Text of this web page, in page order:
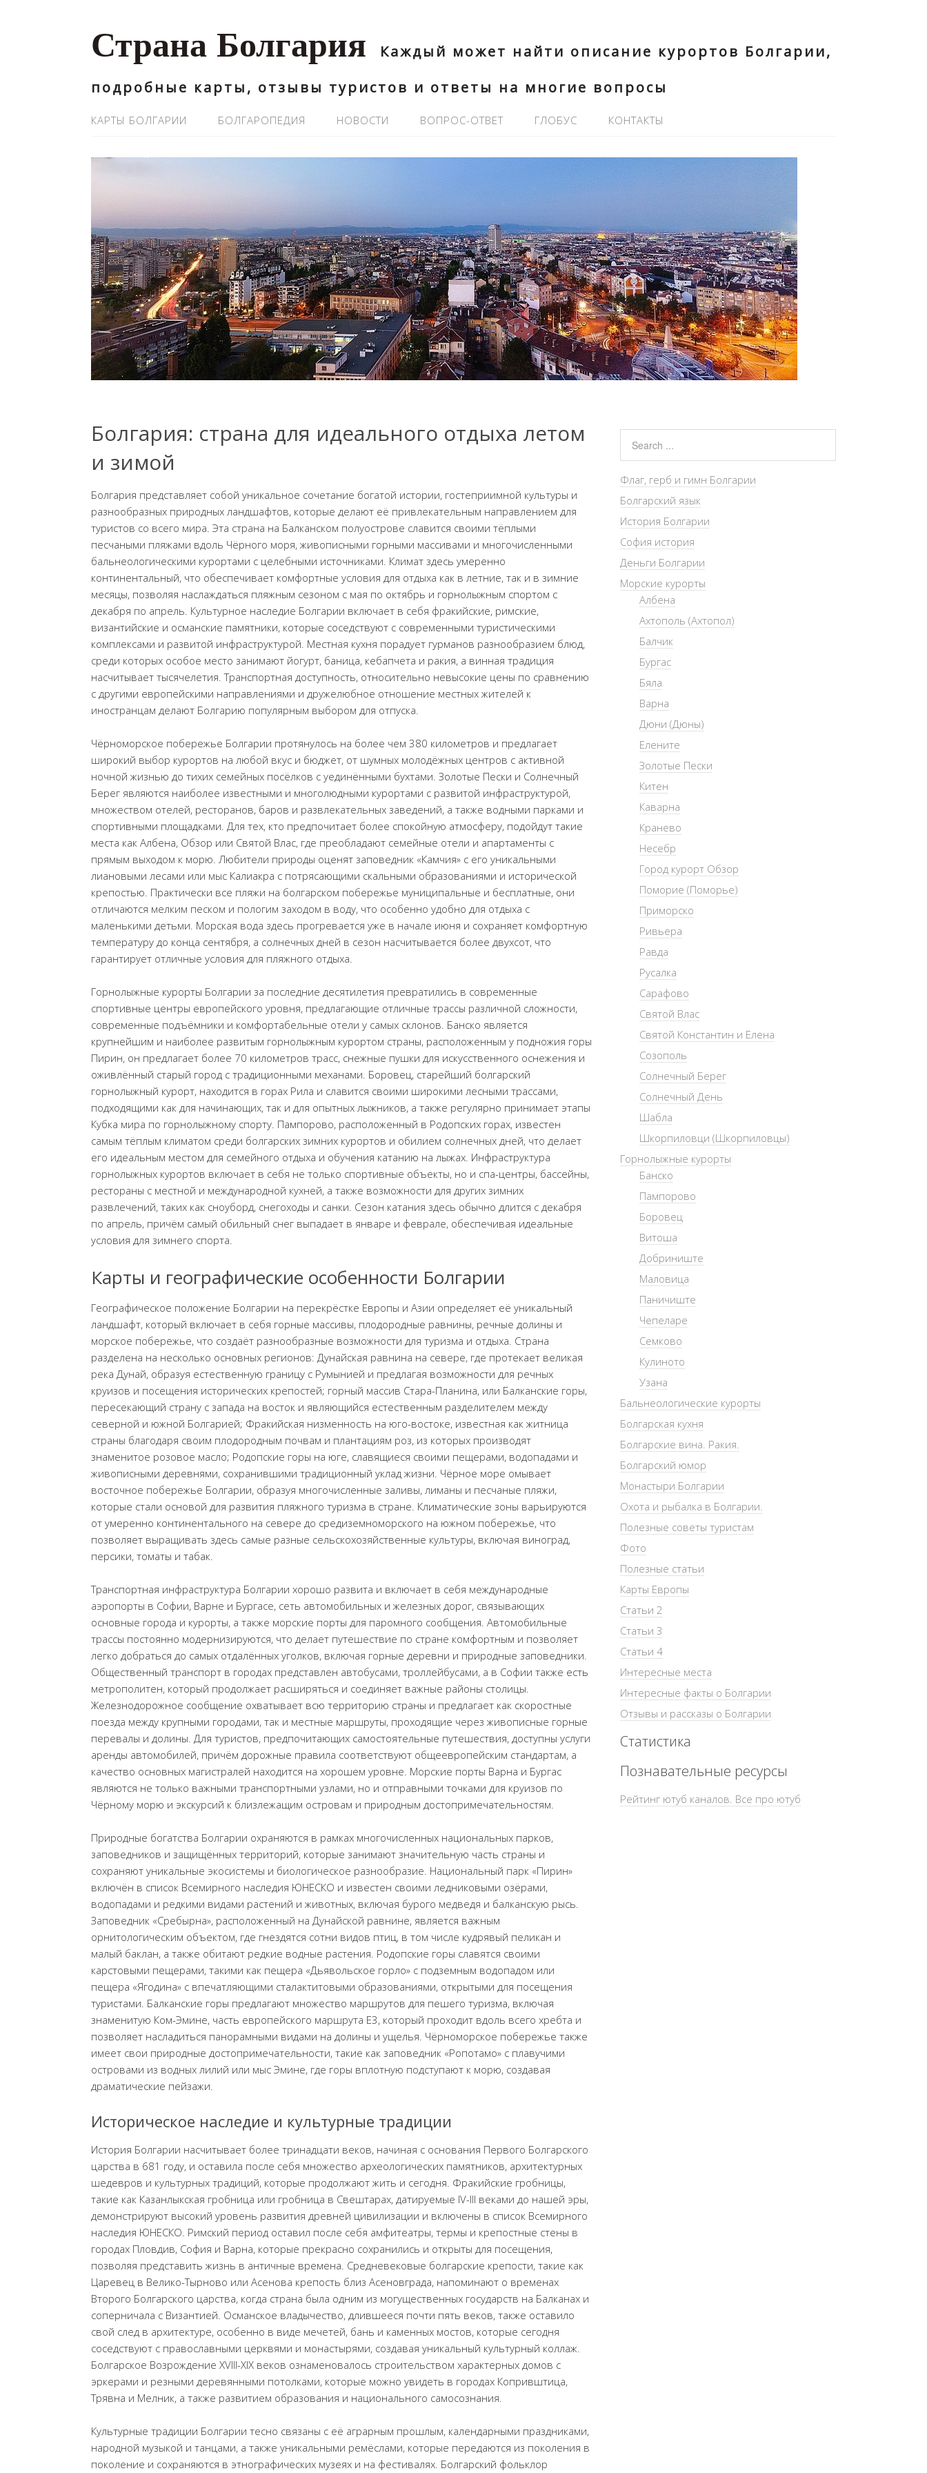
Страна Болгария
Каждый может найти описание курортов Болгарии,
подробные карты, отзывы туристов и ответы на многие вопросы
КАРТЫ БОЛГАРИИ БОЛГАРОПЕДИЯ НОВОСТИ ВОПРОС-ОТВЕТ ГЛОБУС КОНТАКТЫ
Болгария: страна для идеального отдыха летом
и зимой
Болгария представляет собой уникальное сочетание богатой истории, гостеприимной культуры и
разнообразных природных ландшафтов, которые делают её привлекательным направлением для
туристов со всего мира. Эта страна на Балканском полуострове славится своими тёплыми
песчаными пляжами вдоль Чёрного моря, живописными горными массивами и многочисленными
бальнеологическими курортами с целебными источниками. Климат здесь умеренно
континентальный, что обеспечивает комфортные условия для отдыха как в летние, так и в зимние
месяцы, позволяя наслаждаться пляжным сезоном с мая по октябрь и горнолыжным спортом с
декабря по апрель. Культурное наследие Болгарии включает в себя фракийские, римские,
византийские и османские памятники, которые соседствуют с современными туристическими
комплексами и развитой инфраструктурой. Местная кухня порадует гурманов разнообразием блюд,
среди которых особое место занимают йогурт, баница, кебапчета и ракия, а винная традиция
насчитывает тысячелетия. Транспортная доступность, относительно невысокие цены по сравнению
с другими европейскими направлениями и дружелюбное отношение местных жителей к
иностранцам делают Болгарию популярным выбором для отпуска.
Чёрноморское побережье Болгарии протянулось на более чем 380 километров и предлагает
широкий выбор курортов на любой вкус и бюджет, от шумных молодёжных центров с активной
ночной жизнью до тихих семейных посёлков с уединёнными бухтами. Золотые Пески и Солнечный
Берег являются наиболее известными и многолюдными курортами с развитой инфраструктурой,
множеством отелей, ресторанов, баров и развлекательных заведений, а также водными парками и
спортивными площадками. Для тех, кто предпочитает более спокойную атмосферу, подойдут такие
места как Албена, Обзор или Святой Влас, где преобладают семейные отели и апартаменты с
прямым выходом к морю. Любители природы оценят заповедник «Камчия» с его уникальными
лиановыми лесами или мыс Калиакра с потрясающими скальными образованиями и исторической
крепостью. Практически все пляжи на болгарском побережье муниципальные и бесплатные, они
отличаются мелким песком и пологим заходом в воду, что особенно удобно для отдыха с
маленькими детьми. Морская вода здесь прогревается уже в начале июня и сохраняет комфортную
температуру до конца сентября, а солнечных дней в сезон насчитывается более двухсот, что
гарантирует отличные условия для пляжного отдыха.
Горнолыжные курорты Болгарии за последние десятилетия превратились в современные
спортивные центры европейского уровня, предлагающие отличные трассы различной сложности,
современные подъёмники и комфортабельные отели у самых склонов. Банско является
крупнейшим и наиболее развитым горнолыжным курортом страны, расположенным у подножия горы
Пирин, он предлагает более 70 километров трасс, снежные пушки для искусственного оснежения и
оживлённый старый город с традиционными механами. Боровец, старейший болгарский
горнолыжный курорт, находится в горах Рила и славится своими широкими лесными трассами,
подходящими как для начинающих, так и для опытных лыжников, а также регулярно принимает этапы
Кубка мира по горнолыжному спорту. Пампорово, расположенный в Родопских горах, известен
самым тёплым климатом среди болгарских зимних курортов и обилием солнечных дней, что делает
его идеальным местом для семейного отдыха и обучения катанию на лыжах. Инфраструктура
горнолыжных курортов включает в себя не только спортивные объекты, но и спа-центры, бассейны,
рестораны с местной и международной кухней, а также возможности для других зимних
развлечений, таких как сноуборд, снегоходы и санки. Сезон катания здесь обычно длится с декабря
по апрель, причём самый обильный снег выпадает в январе и феврале, обеспечивая идеальные
условия для зимнего спорта.
Карты и географические особенности Болгарии
Географическое положение Болгарии на перекрёстке Европы и Азии определяет её уникальный
ландшафт, который включает в себя горные массивы, плодородные равнины, речные долины и
морское побережье, что создаёт разнообразные возможности для туризма и отдыха. Страна
разделена на несколько основных регионов: Дунайская равнина на севере, где протекает великая
река Дунай, образуя естественную границу с Румынией и предлагая возможности для речных
круизов и посещения исторических крепостей; горный массив Стара-Планина, или Балканские горы,
пересекающий страну с запада на восток и являющийся естественным разделителем между
северной и южной Болгарией; Фракийская низменность на юго-востоке, известная как житница
страны благодаря своим плодородным почвам и плантациям роз, из которых производят
знаменитое розовое масло; Родопские горы на юге, славящиеся своими пещерами, водопадами и
живописными деревнями, сохранившими традиционный уклад жизни. Чёрное море омывает
восточное побережье Болгарии, образуя многочисленные заливы, лиманы и песчаные пляжи,
которые стали основой для развития пляжного туризма в стране. Климатические зоны варьируются
от умеренно континентального на севере до средиземноморского на южном побережье, что
позволяет выращивать здесь самые разные сельскохозяйственные культуры, включая виноград,
персики, томаты и табак.
Транспортная инфраструктура Болгарии хорошо развита и включает в себя международные
аэропорты в Софии, Варне и Бургасе, сеть автомобильных и железных дорог, связывающих
основные города и курорты, а также морские порты для паромного сообщения. Автомобильные
трассы постоянно модернизируются, что делает путешествие по стране комфортным и позволяет
легко добраться до самых отдалённых уголков, включая горные деревни и природные заповедники.
Общественный транспорт в городах представлен автобусами, троллейбусами, а в Софии также есть
метрополитен, который продолжает расширяться и соединяет важные районы столицы.
Железнодорожное сообщение охватывает всю территорию страны и предлагает как скоростные
поезда между крупными городами, так и местные маршруты, проходящие через живописные горные
перевалы и долины. Для туристов, предпочитающих самостоятельные путешествия, доступны услуги
аренды автомобилей, причём дорожные правила соответствуют общеевропейским стандартам, а
качество основных магистралей находится на хорошем уровне. Морские порты Варна и Бургас
являются не только важными транспортными узлами, но и отправными точками для круизов по
Чёрному морю и экскурсий к близлежащим островам и природным достопримечательностям.
Природные богатства Болгарии охраняются в рамках многочисленных национальных парков,
заповедников и защищённых территорий, которые занимают значительную часть страны и
сохраняют уникальные экосистемы и биологическое разнообразие. Национальный парк «Пирин»
включён в список Всемирного наследия ЮНЕСКО и известен своими ледниковыми озёрами,
водопадами и редкими видами растений и животных, включая бурого медведя и балканскую рысь.
Заповедник «Сребырна», расположенный на Дунайской равнине, является важным
орнитологическим объектом, где гнездятся сотни видов птиц, в том числе кудрявый пеликан и
малый баклан, а также обитают редкие водные растения. Родопские горы славятся своими
карстовыми пещерами, такими как пещера «Дьявольское горло» с подземным водопадом или
пещера «Ягодина» с впечатляющими сталактитовыми образованиями, открытыми для посещения
туристами. Балканские горы предлагают множество маршрутов для пешего туризма, включая
знаменитую Ком-Эмине, часть европейского маршрута E3, который проходит вдоль всего хребта и
позволяет насладиться панорамными видами на долины и ущелья. Чёрноморское побережье также
имеет свои природные достопримечательности, такие как заповедник «Ропотамо» с плавучими
островами из водных лилий или мыс Эмине, где горы вплотную подступают к морю, создавая
драматические пейзажи.
Историческое наследие и культурные традиции
История Болгарии насчитывает более тринадцати веков, начиная с основания Первого Болгарского
царства в 681 году, и оставила после себя множество археологических памятников, архитектурных
шедевров и культурных традиций, которые продолжают жить и сегодня. Фракийские гробницы,
такие как Казанлыкская гробница или гробница в Свештарах, датируемые IV-III веками до нашей эры,
демонстрируют высокий уровень развития древней цивилизации и включены в список Всемирного
наследия ЮНЕСКО. Римский период оставил после себя амфитеатры, термы и крепостные стены в
городах Пловдив, София и Варна, которые прекрасно сохранились и открыты для посещения,
позволяя представить жизнь в античные времена. Средневековые болгарские крепости, такие как
Царевец в Велико-Тырново или Асенова крепость близ Асеновграда, напоминают о временах
Второго Болгарского царства, когда страна была одним из могущественных государств на Балканах и
соперничала с Византией. Османское владычество, длившееся почти пять веков, также оставило
свой след в архитектуре, особенно в виде мечетей, бань и каменных мостов, которые сегодня
соседствуют с православными церквями и монастырями, создавая уникальный культурный коллаж.
Болгарское Возрождение XVIII-XIX веков ознаменовалось строительством характерных домов с
эркерами и резными деревянными потолками, которые можно увидеть в городах Копривштица,
Трявна и Мелник, а также развитием образования и национального самосознания.
Культурные традиции Болгарии тесно связаны с её аграрным прошлым, календарными праздниками,
народной музыкой и танцами, а также уникальными ремёслами, которые передаются из поколения в
поколение и сохраняются в этнографических музеях и на фестивалях. Болгарский фольклор
Флаг, герб и гимн Болгарии
Болгарский язык
История Болгарии
София история
Деньги Болгарии
Морские курорты
Албена
Ахтополь (Ахтопол)
Балчик
Бургас
Бяла
Варна
Дюни (Дюны)
Елените
Золотые Пески
Китен
Каварна
Кранево
Несебр
Город курорт Обзор
Поморие (Поморье)
Приморско
Ривьера
Равда
Русалка
Сарафово
Святой Влас
Святой Константин и Елена
Созополь
Солнечный Берег
Солнечный День
Шабла
Шкорпиловци (Шкорпиловцы)
Горнолыжные курорты
Банско
Пампорово
Боровец
Витоша
Добриниште
Маловица
Паничиште
Чепеларе
Семково
Кулиното
Узана
Бальнеологические курорты
Болгарская кухня
Болгарские вина. Ракия.
Болгарский юмор
Монастыри Болгарии
Охота и рыбалка в Болгарии.
Полезные советы туристам
Фото
Полезные статьи
Карты Европы
Статьи 2
Статьи 3
Статьи 4
Интересные места
Интересные факты о Болгарии
Отзывы и рассказы о Болгарии
Статистика
Познавательные ресурсы
Рейтинг ютуб каналов. Все про ютуб